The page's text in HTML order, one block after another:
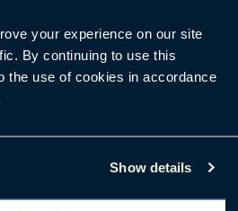
your experience on our site
By continuing to use this
the use of cookies in accordance
Show details